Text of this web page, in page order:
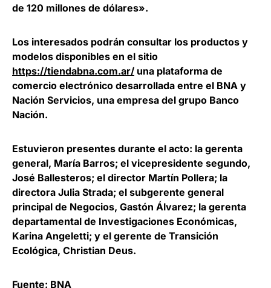
de 120 millones de dólares».
Los interesados podrán consultar los productos y
modelos disponibles en el sitio
https://tiendabna.com.ar/ una plataforma de
comercio electrónico desarrollada entre el BNA y
Nación Servicios, una empresa del grupo Banco
Nación.
Estuvieron presentes durante el acto: la gerenta
general, María Barros; el vicepresidente segundo,
José Ballesteros; el director Martín Pollera; la
directora Julia Strada; el subgerente general
principal de Negocios, Gastón Álvarez; la gerenta
departamental de Investigaciones Económicas,
Karina Angeletti; y el gerente de Transición
Ecológica, Christian Deus.
Fuente: BNA